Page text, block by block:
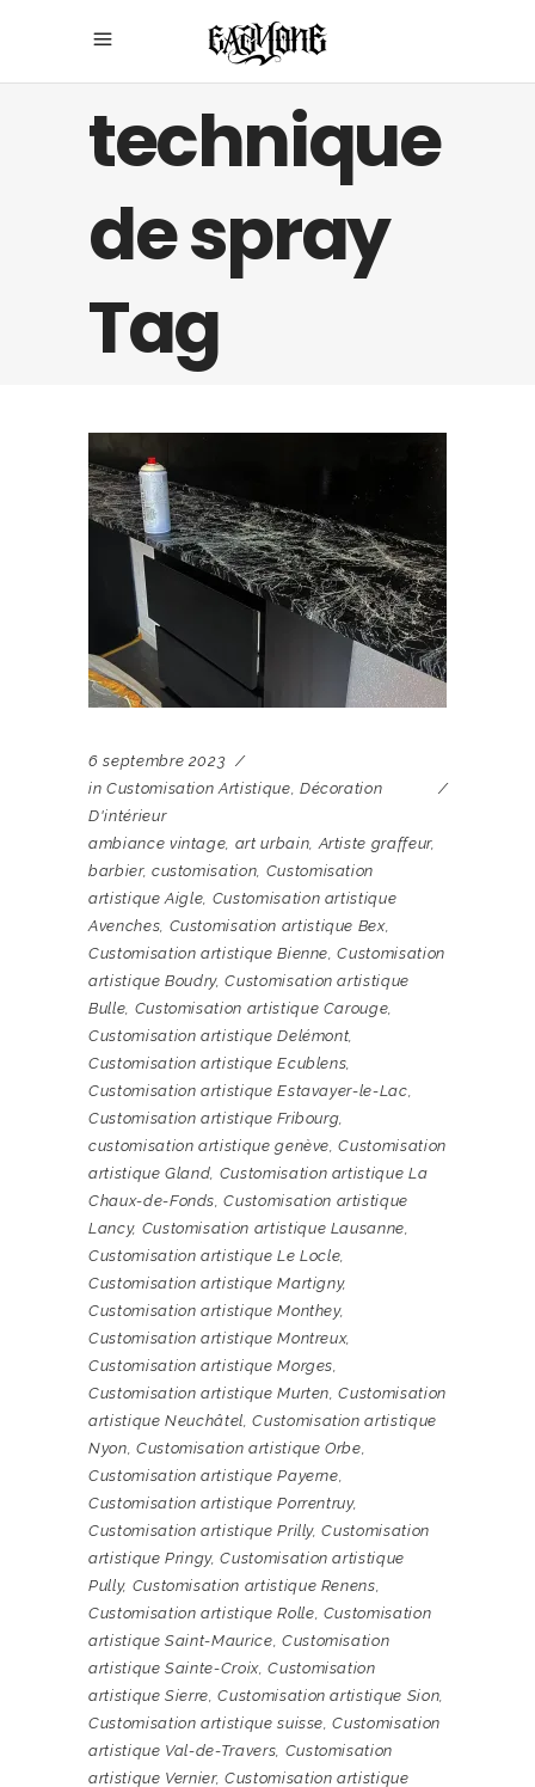
technique
de spray
Tag
6 septembre 2023
in Customisation Artistique, Décoration
D'intérieur
ambiance vintage, art urbain,Artiste graffeur,
barbier, customisation, Customisation
artistique Aigle, Customisation artistique
Avenches, Customisation artistique Bex,
Customisation artistique Bienne,Customisation
artistique Boudry,Customisation artistique
Bulle, Customisation artistique Carouge,
Customisation artistique Delémont,
Customisation artistique Ecublens,
Customisation artistique Estavayer-le-Lac,
Customisation artistique Fribourg,
customisation artistique genève,Customisation
artistique Gland, Customisation artistique La
Chaux-de-Fonds,Customisation artistique
Lancy, Customisation artistique Lausanne,
Customisation artistique Le Locle,
Customisation artistique Martigny,
Customisation artistique Monthey,
Customisation artistique Montreux,
Customisation artistique Morges,
Customisation artistique Murten,Customisation
artistique Neuchâtel,Customisation artistique
Nyon, Customisation artistique Orbe,
Customisation artistique Payerne,
Customisation artistique Porrentruy,
Customisation artistique Prilly,Customisation
artistique Pringy,Customisation artistique
Pully, Customisation artistique Renens,
Customisation artistique Rolle, Customisation
artistique Saint-Maurice, Customisation
artistique Sainte-Croix,Customisation
artistique Sierre,Customisation artistique Sion,
Customisation artistique suisse,Customisation
artistique Val-de-Travers, Customisation
artistique Vernier,Customisation artistique